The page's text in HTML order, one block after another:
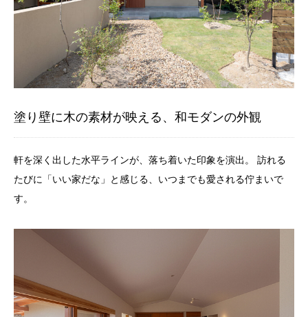
塗り壁に木の素材が映える、和モダンの外観
軒を深く出した水平ラインが、落ち着いた印象を演出。 訪れる
たびに「いい家だな」と感じる、いつまでも愛される佇まいで
す。